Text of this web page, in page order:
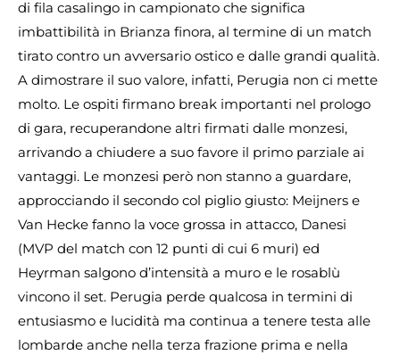
di fila casalingo in campionato che significa
imbattibilità in Brianza finora, al termine di un match
tirato contro un avversario ostico e dalle grandi qualità.
A dimostrare il suo valore, infatti, Perugia non ci mette
molto. Le ospiti firmano break importanti nel prologo
di gara, recuperandone altri firmati dalle monzesi,
arrivando a chiudere a suo favore il primo parziale ai
vantaggi. Le monzesi però non stanno a guardare,
approcciando il secondo col piglio giusto: Meijners e
Van Hecke fanno la voce grossa in attacco, Danesi
(MVP del match con 12 punti di cui 6 muri) ed
Heyrman salgono d’intensità a muro e le rosablù
vincono il set. Perugia perde qualcosa in termini di
entusiasmo e lucidità ma continua a tenere testa alle
lombarde anche nella terza frazione prima e nella